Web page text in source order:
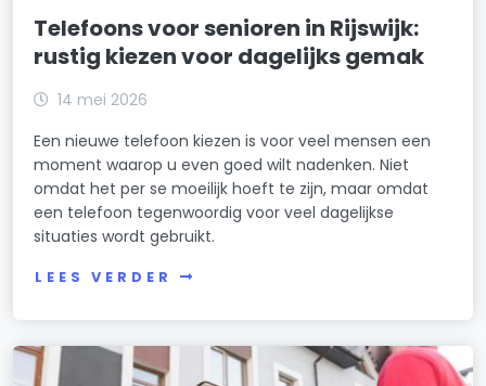
Telefoons voor senioren in Rijswijk:
rustig kiezen voor dagelijks gemak
14 mei 2026
Een nieuwe telefoon kiezen is voor veel mensen een
moment waarop u even goed wilt nadenken. Niet
omdat het per se moeilijk hoeft te zijn, maar omdat
een telefoon tegenwoordig voor veel dagelijkse
situaties wordt gebruikt.
LEES VERDER